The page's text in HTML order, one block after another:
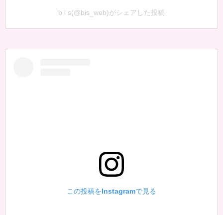
b i s(@bis_web)がシェアした投稿
この投稿をInstagramで見る